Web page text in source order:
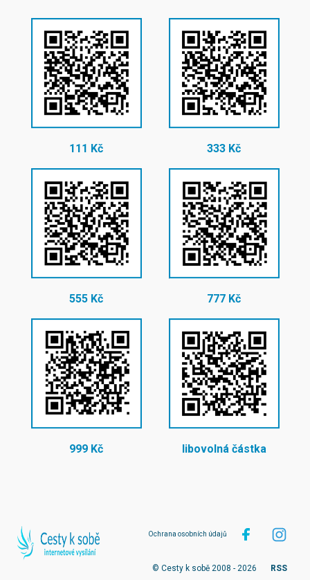
111 Kč 333 Kč
555 Kč 777 Kč
999 Kč libovolná částka
Ochrana osobních údajů
© Cesty k sobě 2008 - 2026 RSS